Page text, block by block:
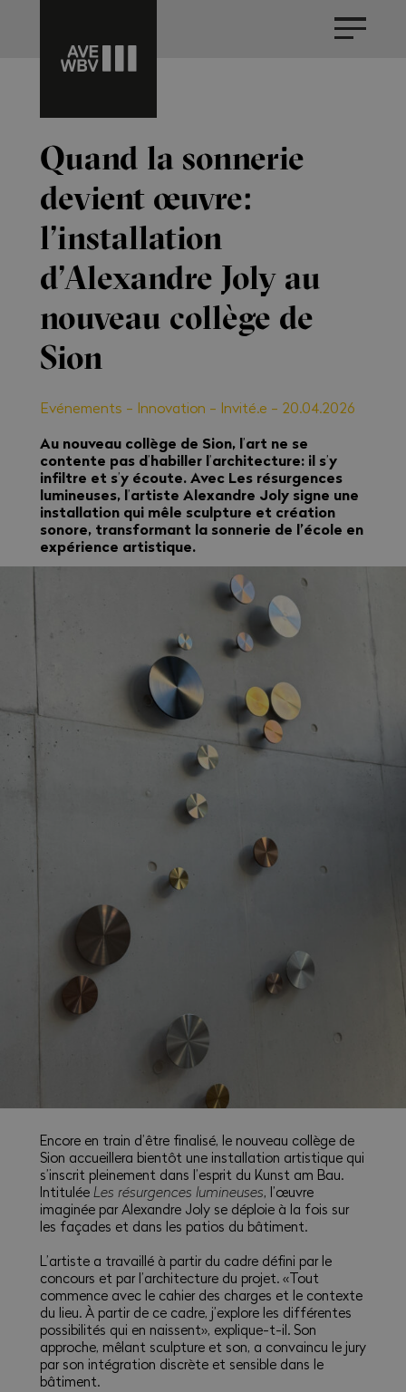
Quand la sonnerie
devient œuvre:
l’installation
d’Alexandre Joly au
nouveau collège de
Sion
Evénements - Innovation - Invité.e - 20.04.2026
Au nouveau collège de Sion, l’art ne se
contente pas d’habiller l’architecture: il s’y
infiltre et s’y écoute. Avec Les résurgences
lumineuses, l’artiste Alexandre Joly signe une
installation qui mêle sculpture et création
sonore, transformant la sonnerie de l’école en
expérience artistique.
Encore en train d’être finalisé, le nouveau collège de
Sion accueillera bientôt une installation artistique qui
s’inscrit pleinement dans l’esprit du Kunst am Bau.
Intitulée Les résurgences lumineuses, l’œuvre
imaginée par Alexandre Joly se déploie à la fois sur
les façades et dans les patios du bâtiment.
L’artiste a travaillé à partir du cadre défini par le
concours et par l’architecture du projet. «Tout
commence avec le cahier des charges et le contexte
du lieu. À partir de ce cadre, j’explore les différentes
possibilités qui en naissent», explique-t-il. Son
approche, mêlant sculpture et son, a convaincu le jury
par son intégration discrète et sensible dans le
bâtiment.